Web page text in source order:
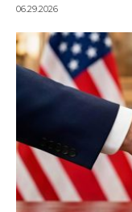
06.29.2026